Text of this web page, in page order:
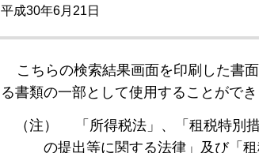
平成30年6月21日
こちらの検索結果画面を印刷した書
る書類の一部として使用することができ
（注）
「所得税法」、「租税特別
の提出等に関する法律」及び「